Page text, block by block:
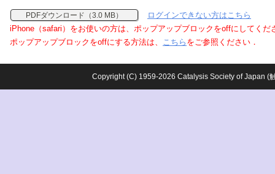
PDFダウンロード（3.0 MB）
ログインできない方はこちら
iPhone（safari）をお使いの方は、ポップアップブロックをoffにしてくだ
ポップアップブロックをoffにする方法は、 こちら をご参照ください．
Copyright (C) 1959-2026 Catalysis Society of Japan (